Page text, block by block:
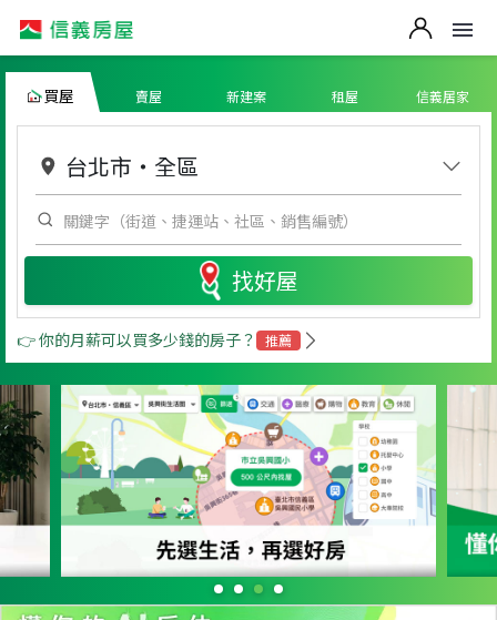
買屋 賣屋 新建案 租屋 信義居家
台北市 ・ 全區
找好屋
👉 你的月薪可以買多少錢的房子？ 推薦